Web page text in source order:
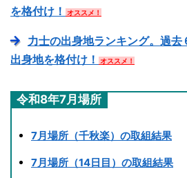
を格付け！
オススメ！
力士の出身地ランキング。過
出身地を格付け！
オススメ！
令和8年7月場所
7月場所（千秋楽）の取組結果
7月場所（14日目）の取組結果